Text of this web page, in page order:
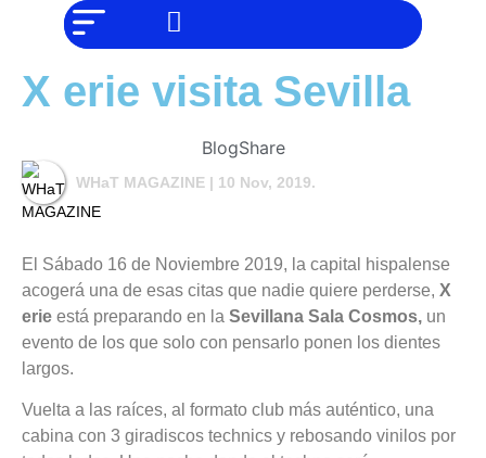
Tendencias
Foodie
Mix
series
Del
PERO IGUAL
PODEMOS
AYUDAR
X erie visita Sevilla
BlogShare
WHaT MAGAZINE | 10 Nov, 2019.
El Sábado 16 de Noviembre 2019, la capital hispalense
acogerá una de esas citas que nadie quiere perderse, X
erie está preparando en la Sevillana Sala Cosmos, un
evento de los que solo con pensarlo ponen los dientes
largos.
Vuelta a las raíces, al formato club más auténtico, una
cabina con 3 giradiscos technics y rebosando vinilos por